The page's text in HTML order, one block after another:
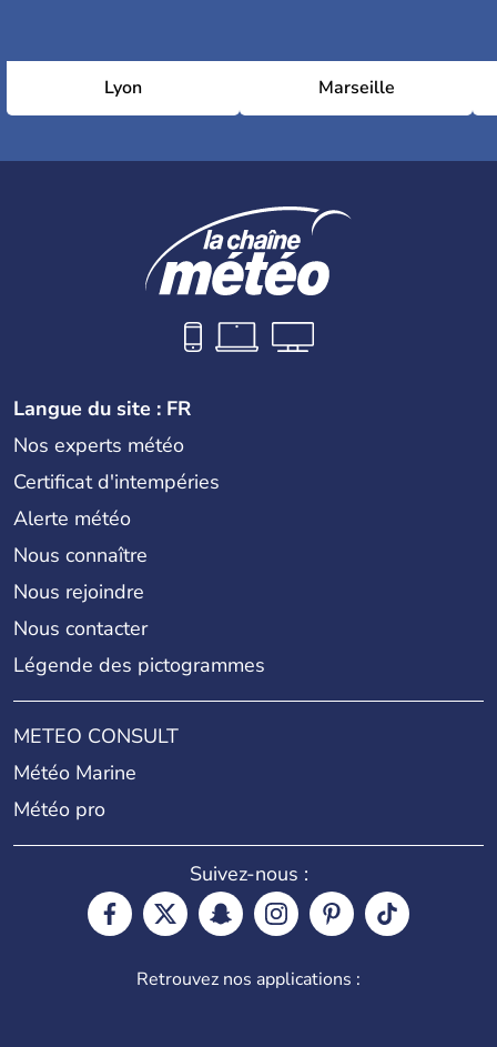
Lyon Marseille
Langue du site : FR
Nos experts météo
Certificat d'intempéries
Alerte météo
Nous connaître
Nous rejoindre
Nous contacter
Légende des pictogrammes
METEO CONSULT
Météo Marine
Météo pro
Suivez-nous :
Retrouvez nos applications :